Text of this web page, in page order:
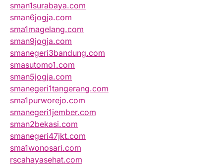
sman1surabaya.com
sman6jogja.com
sma1magelang.com
sman9jogja.com
smanegeri3bandung.com
smasutomo1.com
sman5jogja.com
smanegeri1tangerang.com
sma1purworejo.com
smanegeri1jember.com
sman2bekasi.com
smanegeri47jkt.com
sma1wonosari.com
rscahayasehat.com